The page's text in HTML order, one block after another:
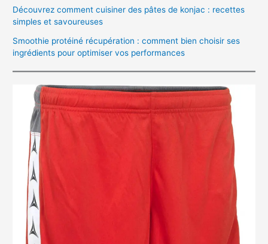
Découvrez comment cuisiner des pâtes de konjac : recettes
simples et savoureuses
Smoothie protéiné récupération : comment bien choisir ses
ingrédients pour optimiser vos performances